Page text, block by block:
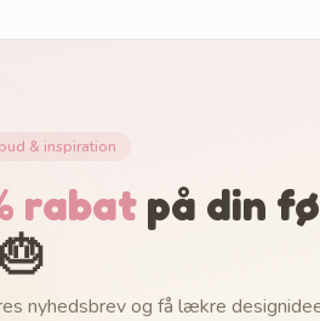
& inspiration
rabat på din
nyhedsbrev og få lækre